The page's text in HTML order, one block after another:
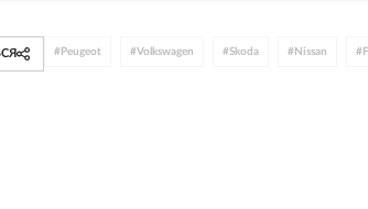
# Peugeot #Volkswagen #Skoda # Nissan #